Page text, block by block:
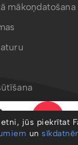
mākoņdatošana
produkti
jūs piekrītat
un